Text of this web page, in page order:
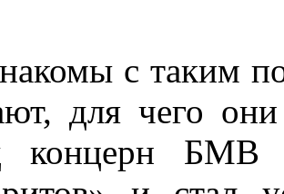
с таким
для чего
концерн БМВ